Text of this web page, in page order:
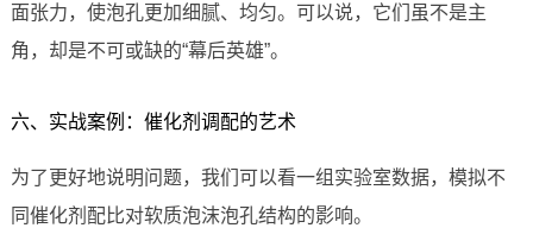
面张力，使泡孔更加细腻、均匀。可以说，它们虽不是主
角，却是不可或缺的“幕后英雄”。
六、实战案例：催化剂调配的艺术
为了更好地说明问题，我们可以看一组实验室数据，模拟不
同催化剂配比对软质泡沫泡孔结构的影响。